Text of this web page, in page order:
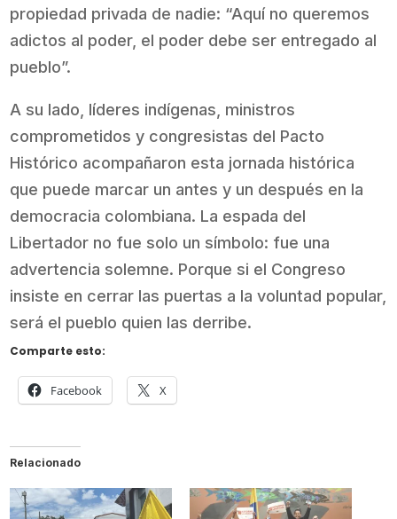
propiedad privada de nadie: “Aquí no queremos
adictos al poder, el poder debe ser entregado al
pueblo”.
A su lado, líderes indígenas, ministros
comprometidos y congresistas del Pacto
Histórico acompañaron esta jornada histórica
que puede marcar un antes y un después en la
democracia colombiana. La espada del
Libertador no fue solo un símbolo: fue una
advertencia solemne. Porque si el Congreso
insiste en cerrar las puertas a la voluntad popular,
será el pueblo quien las derribe.
Comparte esto:
Facebook X
Relacionado